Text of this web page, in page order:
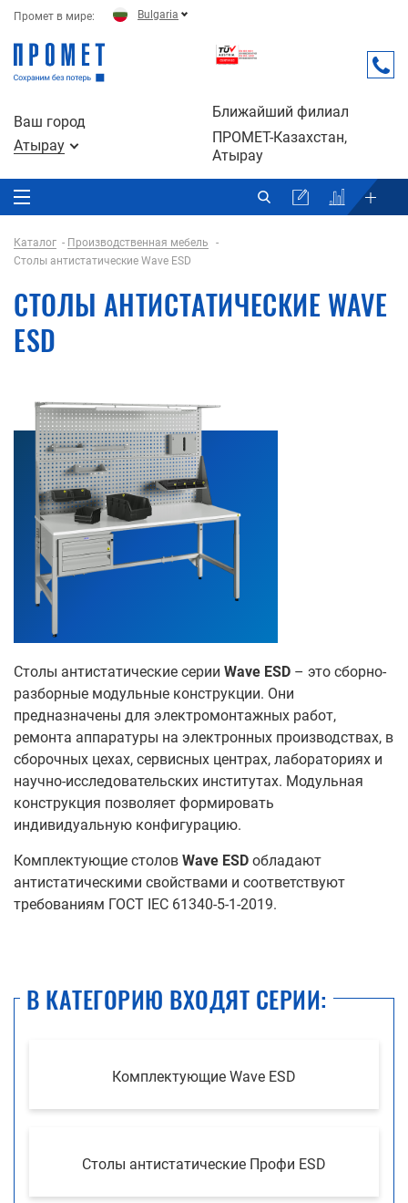
Промет в мире: Bulgaria
Ваш город
Атырау
Ближайший филиал
ПРОМЕТ-Казахстан,
Атырау
Каталог
Производственная мебель
Столы антистатические Wave ESD
СТОЛЫ АНТИСТАТИЧЕСКИЕ WAVE
ESD
Столы антистатические серии Wave ESD – это сборно-
разборные модульные конструкции. Они
предназначены для электромонтажных работ,
ремонта аппаратуры на электронных производствах, в
сборочных цехах, сервисных центрах, лабораториях и
научно-исследовательских институтах. Модульная
конструкция позволяет формировать
индивидуальную конфигурацию.
Комплектующие столов Wave ESD обладают
антистатическими свойствами и соответствуют
требованиям ГОСТ IEC 61340-5-1-2019.
В КАТЕГОРИЮ ВХОДЯТ СЕРИИ:
Комплектующие Wave ESD
Столы антистатические Профи ESD